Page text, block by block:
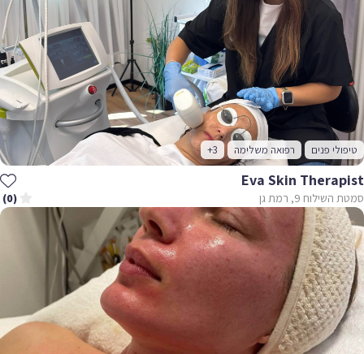
טיפולי פנים רפואה משלימה +3
Eva Skin Therapist
סמטת השילוח 9, רמת גן (0)